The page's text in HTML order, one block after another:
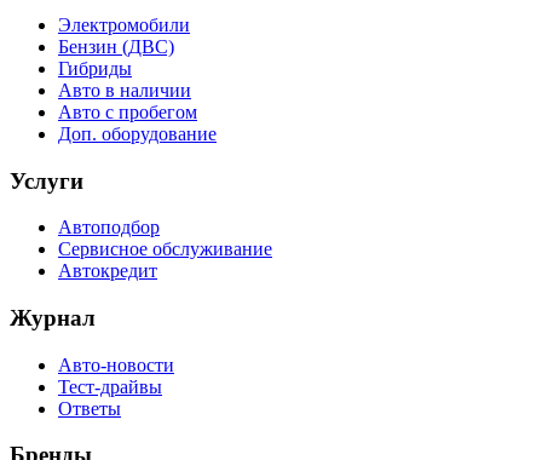
Электромобили
Бензин (ДВС)
Гибриды
Авто в наличии
Авто с пробегом
Доп. оборудование
Услуги
Автоподбор
Сервисное обслуживание
Автокредит
Журнал
Авто-новости
Тест-драйвы
Ответы